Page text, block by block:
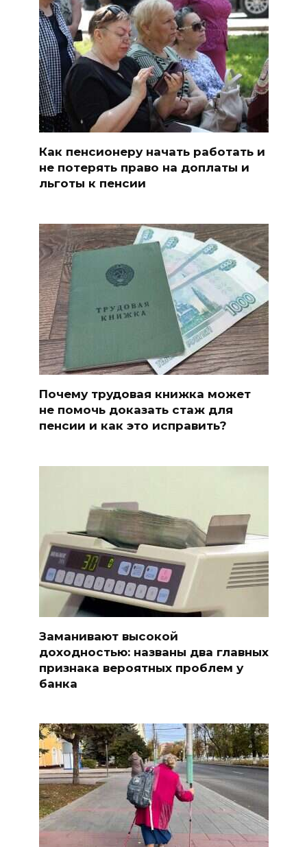
Как пенсионеру начать работать и
не потерять право на доплаты и
льготы к пенсии
Почему трудовая книжка может
не помочь доказать стаж для
пенсии и как это исправить?
Заманивают высокой
доходностью: названы два главных
признака вероятных проблем у
банка